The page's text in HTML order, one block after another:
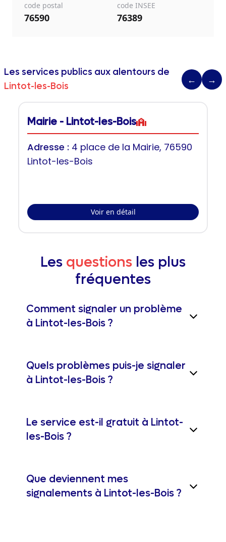
code postal
76590
code INSEE
76389
Les services publics aux alentours de
Lintot-les-Bois
← →
Mairie - Lintot-les-Bois
Adresse : 4 place de la Mairie, 76590
Lintot-les-Bois
Voir en détail
Les questions les plus
fréquentes
Comment signaler un problème
à Lintot-les-Bois ?
Quels problèmes puis-je signaler
à Lintot-les-Bois ?
Le service est-il gratuit à Lintot-
les-Bois ?
Que deviennent mes
signalements à Lintot-les-Bois ?